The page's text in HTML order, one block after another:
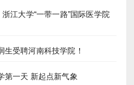
江大学“一带一路”国际医学院
生受聘河南科技学院！
第一天 新起点新气象